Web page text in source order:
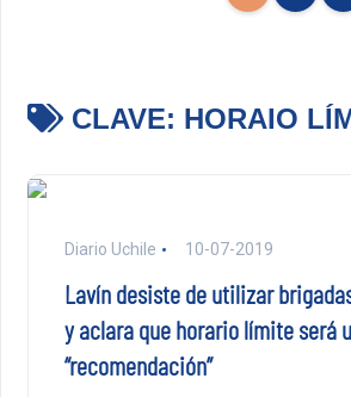
CLAVE: HORAIO
Diario Uchile 10-07-2019
Lavín desiste de utilizar
y aclara que horario límite será
“recomendación”